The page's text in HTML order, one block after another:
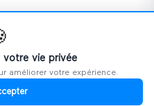
ajouté d'informations.
votre vie privée
améliorer votre expérience.